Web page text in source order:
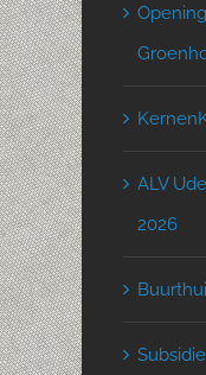
ALV
2026